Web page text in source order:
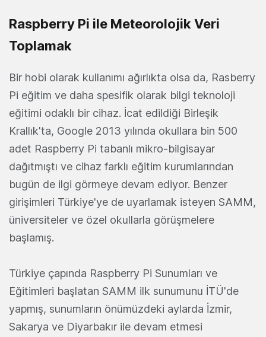
Raspberry Pi ile Meteorolojik Veri
Toplamak
Bir hobi olarak kullanımı ağırlıkta olsa da, Rasberry
Pi eğitim ve daha spesifik olarak bilgi teknoloji
eğitimi odaklı bir cihaz. İcat edildiği Birleşik
Krallık'ta, Google 2013 yılında okullara bin 500
adet Raspberry Pi tabanlı mikro-bilgisayar
dağıtmıştı ve cihaz farklı eğitim kurumlarından
bugün de ilgi görmeye devam ediyor. Benzer
girişimleri Türkiye'ye de uyarlamak isteyen SAMM,
üniversiteler ve özel okullarla görüşmelere
başlamış.
Türkiye çapında Raspberry Pi Sunumları ve
Eğitimleri başlatan SAMM ilk sunumunu İTÜ'de
yapmış, sunumların önümüzdeki aylarda İzmir,
Sakarya ve Diyarbakır ile devam etmesi